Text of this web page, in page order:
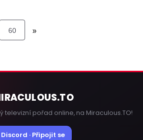
60 »
.TO
televizní pořad online, na Miraculous.TO!
Discord · Připojit se